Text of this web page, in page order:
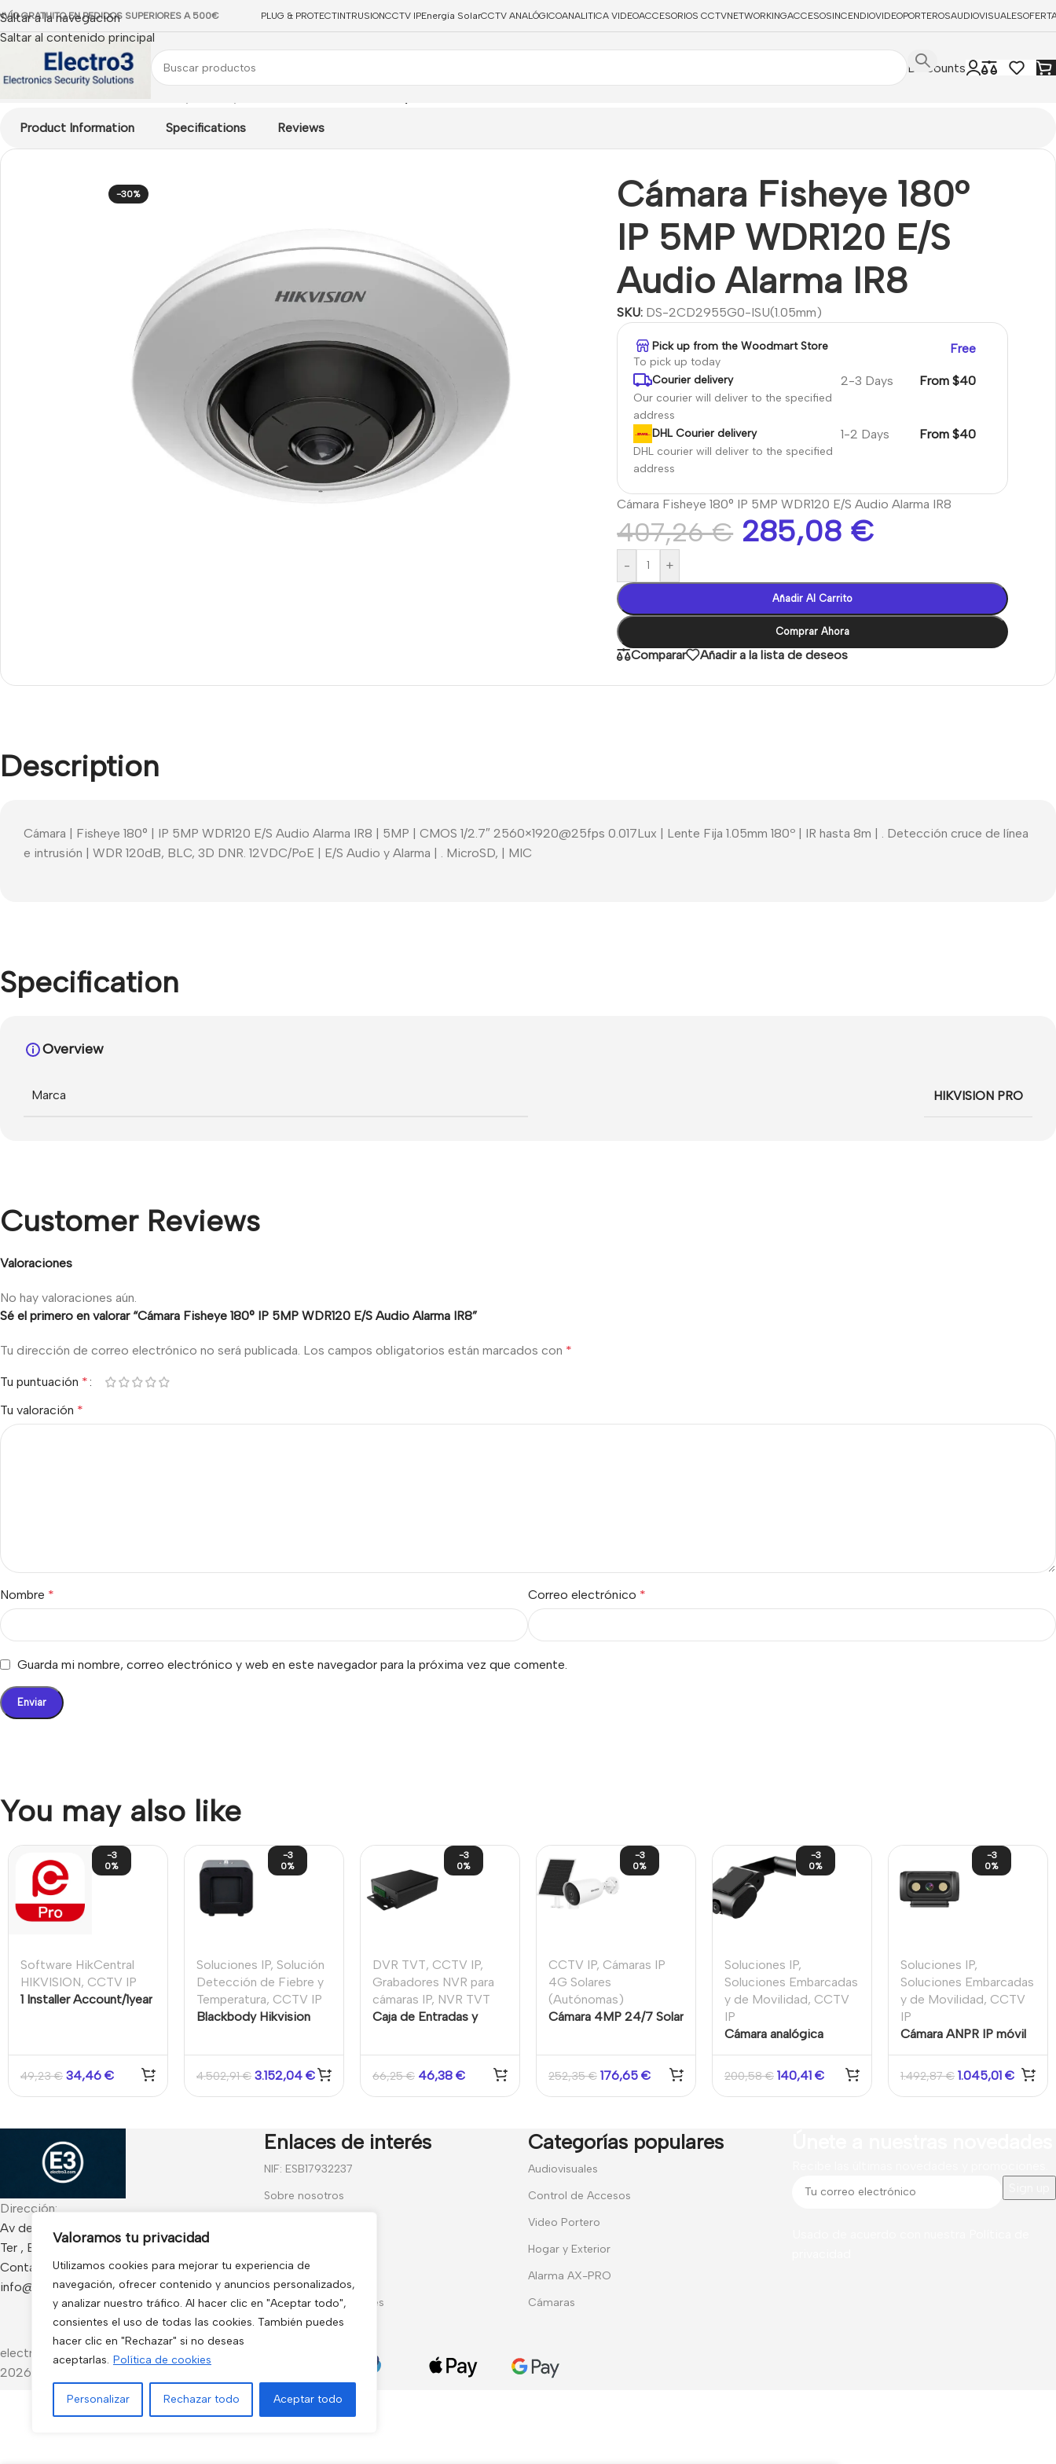
Valoramos tu privacidad
Utilizamos cookies para mejorar tu experiencia de
navegación, ofrecer contenido y anuncios personalizados,
y analizar nuestro tráfico. Al hacer clic en "Aceptar todo",
consientes el uso de todas las cookies. También puedes
hacer clic en "Rechazar" si no deseas
aceptarlas. Política de cookies
Personalizar Rechazar todo Aceptar todo
Saltar a la navegación
Saltar al contenido principal
GRATUITO EN PEDIDOS SUPERIORES A 500€ PLUG & PROTECTINTRUSIONCCTV IPEnergía SolarCCTV ANALÓGICOANALITICA VIDEOACCESORIOS CCTVNETWORKINGACCESOSINCENDIOVIDEOPORTEROSAUDIOVISUALES
Discounts
Product Information Specifications Reviews
-30%
Cámara Fisheye 180°
IP 5MP WDR120 E/S
Audio Alarma IR8
SKU: DS-2CD2955G0-ISU(1.05mm)
Pick up from the Woodmart Store
To pick up today
Free
Courier delivery
Our courier will deliver to the specified
address
2-3 Days From $40
DHL Courier delivery
DHL courier will deliver to the specified
address
1-2 Days From $40
Cámara Fisheye 180° IP 5MP WDR120 E/S Audio Alarma IR8
407,26€ 285,08 €
- +
Añadir Al Carrito
Comprar Ahora
Comparar Añadir a la lista de deseos
Description
Cámara | Fisheye 180° | IP 5MP WDR120 E/S Audio Alarma IR8 | 5MP | CMOS 1/2.7″ 2560×1920@25fps 0.017Lux | Lente Fija 1.05mm 180º | IR hasta 8m | . Detección cruce de línea
e intrusión | WDR 120dB, BLC, 3D DNR. 12VDC/PoE | E/S Audio y Alarma | . MicroSD, | MIC
Specification
Overview
Marca HIKVISION PRO
Customer Reviews
Valoraciones
No hay valoraciones aún.
Sé el primero en valorar “Cámara Fisheye 180° IP 5MP WDR120 E/S Audio Alarma IR8”
Tu dirección de correo electrónico no será publicada. Los campos obligatorios están marcados con *
Tu puntuación *
Tu valoración *
Nombre * Correo electrónico *
Guarda mi nombre, correo electrónico y web en este navegador para la próxima vez que comente.
You may also like
-3
0%
Software HikCentral
HIKVISION, CCTV IP
1 Installer Account/1year
49,23€ 34,46 €
-3
0%
Soluciones IP, Solución
Detección de Fiebre y
Temperatura, CCTV IP
Blackbody Hikvision
temperatura corporal
4.502,91€ 3.152,04 €
-3
0%
DVR TVT, CCTV IP,
Grabadores NVR para
cámaras IP, NVR TVT
Caja de Entradas y
Grabadores DVR y NVR
de TVT
66,25€ 46,38 €
-3
0%
CCTV IP, Cámaras IP
4G Solares
(Autónomas)
Cámara 4MP 24/7 Solar
252,35€ 176,65 €
-3
0%
Soluciones IP,
Soluciones Embarcadas
y de Movilidad, CCTV
IP
Cámara analógica
trasera de matriz
infrarroja CMOS 1/2.9″
200,58€ 140,41 €
-3
0%
Soluciones IP,
Soluciones Embarcadas
y de Movilidad, CCTV
IP
Cámara ANPR IP móvil
1.492,87€ 1.045,01 €
Dirección:
Av de Francia 234 Local - CP 17840 Sarria de
Ter , España
Contacto:
info@electro3.com
Enlaces de interés
NIF: ESB17932237
Sobre nosotros
Condiciones Generales
Política de Cookies
Categorías populares
Audiovisuales
Control de Accesos
Video Portero
Hogar y Exterior
Alarma AX-PRO
Cámaras
electro3 ©
2026.